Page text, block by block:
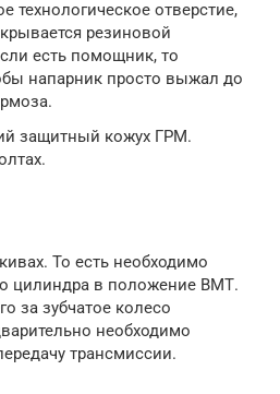
технологическое отверстие,
резиновой
есть помощник, то
напарник просто выжал до
защитный кожух ГРМ.
То есть необходимо
цилиндра в положение ВМТ.
за зубчатое колесо
необходимо
трансмиссии.